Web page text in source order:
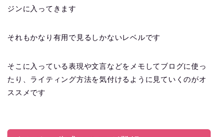
ジンに入ってきます
それもかなり有用で見るしかないレベルです
そこに入っている表現や文言などをメモしてブログに使っ
たり、ライティング方法を気付けるように見ていくのがオ
ススメです